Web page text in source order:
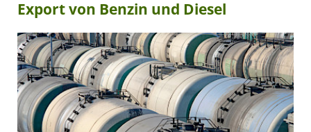
Export von Benzin und Diesel